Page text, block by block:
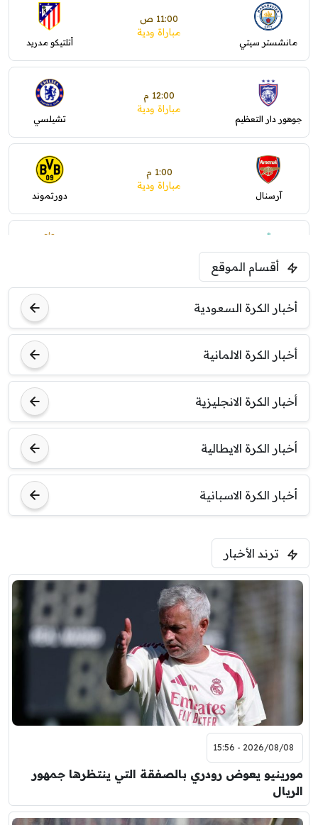
مانشستر سيتي
11:00 ص
مباراة ودية
أتلتيكو مدريد
جوهور دار التعظيم
12:00 م
مباراة ودية
تشيلسي
آرسنال
1:00 م
مباراة ودية
دورتموند
ليفربول
أقسام الموقع
أخبار الكرة السعودية
أخبار الكرة الالمانية
أخبار الكرة الانجليزية
أخبار الكرة الايطالية
أخبار الكرة الاسبانية
ترند الأخبار
2026/08/08 - 15:56
مورينيو يعوض رودري بالصفقة التي ينتظرها جمهور
الريال